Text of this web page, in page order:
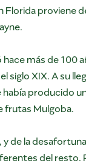
Florida proviene
más de 100
siglo XIX. A su
producido
frutas Mulgoba.
y de la
del